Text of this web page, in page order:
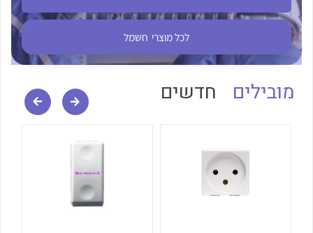
לכל מוצרי היצרן לכל מוצרי היצרן
לכל מוצרי חשמל
מובילים חדשים